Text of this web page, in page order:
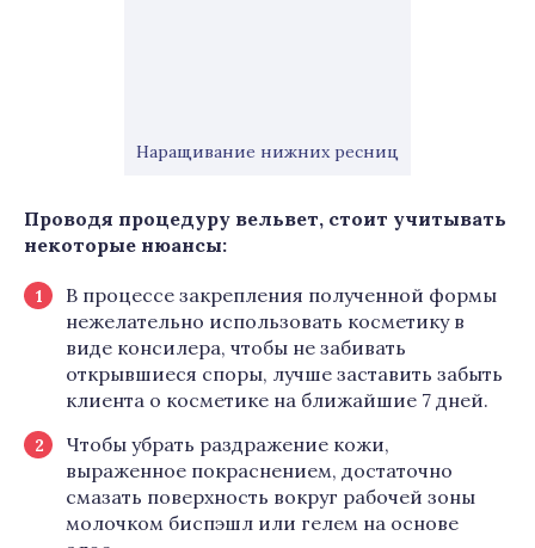
Наращивание нижних ресниц
Проводя процедуру вельвет, стоит учитывать
некоторые нюансы:
В процессе закрепления полученной формы
нежелательно использовать косметику в
виде консилера, чтобы не забивать
открывшиеся споры, лучше заставить забыть
клиента о косметике на ближайшие 7 дней.
Чтобы убрать раздражение кожи,
выраженное покраснением, достаточно
смазать поверхность вокруг рабочей зоны
молочком биспэшл или гелем на основе